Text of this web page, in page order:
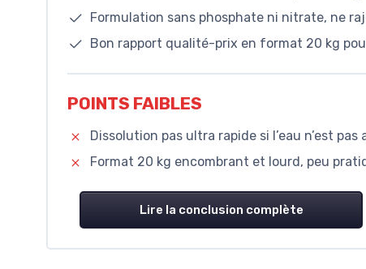
Formulation sans phosphate ni nitrate, ne
Bon rapport qualité-prix en format 20 kg
POINTS FAIBLES
Dissolution pas ultra rapide si l’eau n’est
Format 20 kg encombrant et lourd, peu
Lire la conclusion complète